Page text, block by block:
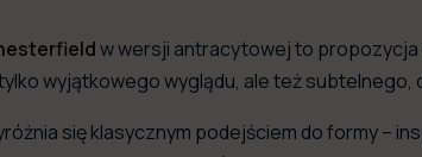
w wersji antracytowej to
wyjątkowego wyglądu, ale też
się klasycznym podejściem do formy –